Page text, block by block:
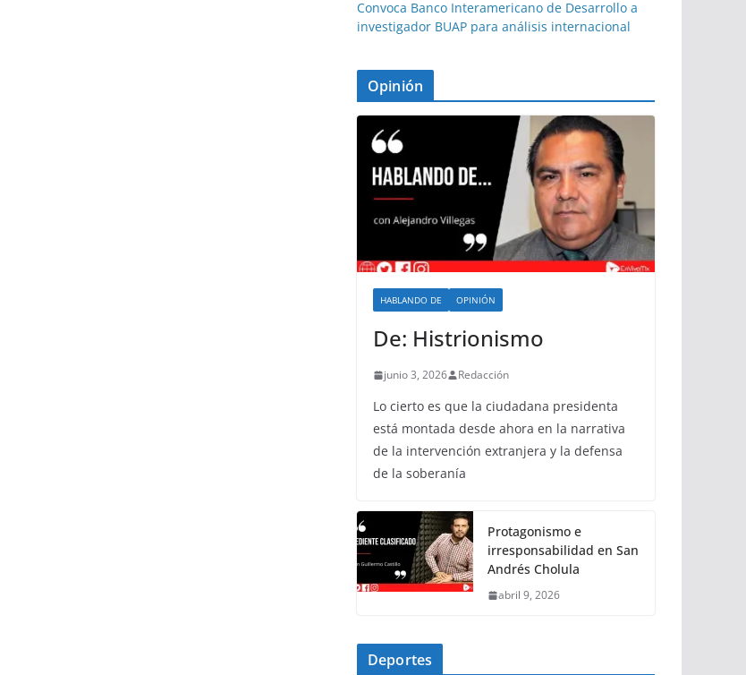
Convoca Banco Interamericano de Desarrollo a
investigador BUAP para análisis internacional
Opinión
HABLANDO DE OPINIÓN
De: Histrionismo
junio 3, 2026 Redacción
Lo cierto es que la ciudadana presidenta
está montada desde ahora en la narrativa
de la intervención extranjera y la defensa
de la soberanía
Protagonismo e
irresponsabilidad en San
Andrés Cholula
abril 9, 2026
Deportes